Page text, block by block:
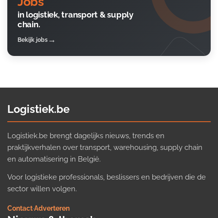
in logistiek, transport & supply
chain.
Bekijk jobs
Logistiek.be
Logistiek.be brengt dagelijks nieuws, trends en
praktijkverhalen over transport, warehousing, supply chain
en automatisering in België.
Voor logistieke professionals, beslissers en bedrijven die de
sector willen volgen.
Contact·Adverteren